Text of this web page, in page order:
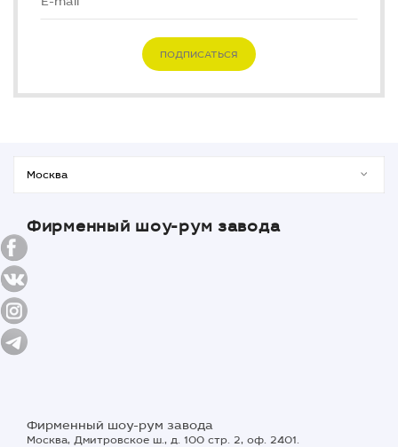
ПОДПИСАТЬСЯ
Фирменный шоу-рум завода
Фирменный шоу-рум завода
Москва, Дмитровское ш., д. 100 стр. 2, оф. 2401.